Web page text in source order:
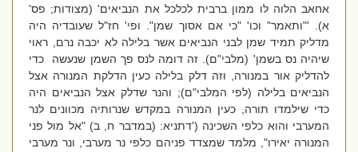
אחאב הלוה לו ממון ברבית לכלכל את הנביאים' (מצודות; פס'
א). '"ותאמר" וכו' "כי אם אסוך שמן". ופי' חז"ל שעובדיה היה
מדליק תמיד שמן לבני הנביאים אשר בלילה לא יכבה נרם, ראוי
שיהיה נס בשמן' (מלבי"ם). זה דומה לנס פך השמן שנעשה כדי
להדליק אור במנורה, וזה דלק בלילה כעין הדלקת המנורה אצל
הנביאים בלילה (לפי המלבי"ם); והנר שדלק אצל הנביאים היה
כדי שילמדו תורה, כעין המנורה במקדש שנרותיה מכוונים לנר
המערבי והוא כלפי השכינה ('דתניא: (במדבר ח, ב) "אל מול פני
המנורה יאירו", מלמד שמצדד פניהם כלפי נר מערבי, ונר מערבי